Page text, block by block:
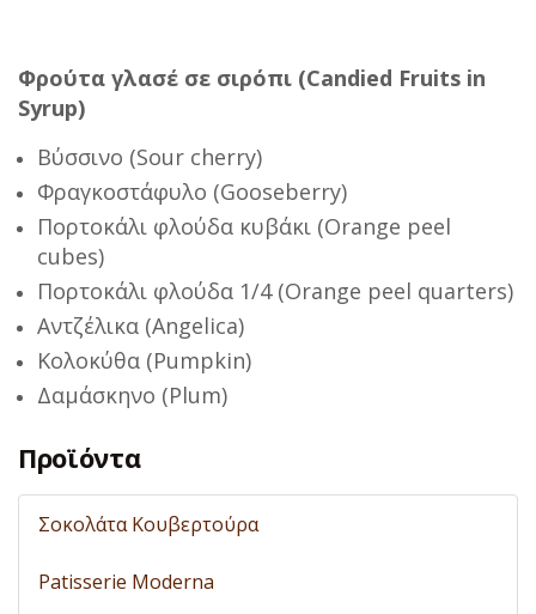
Φρούτα γλασέ σε σιρόπι (Candied Fruits in
Syrup)
Βύσσινο (Sour cherry)
Φραγκοστάφυλο (Gooseberry)
Πορτοκάλι φλούδα κυβάκι (Orange peel
cubes)
Πορτοκάλι φλούδα 1/4 (Orange peel quarters)
Αντζέλικα (Angelica)
Κολοκύθα (Pumpkin)
Δαμάσκηνο (Plum)
Προϊόντα
Σοκολάτα Κουβερτούρα
Patisserie Moderna